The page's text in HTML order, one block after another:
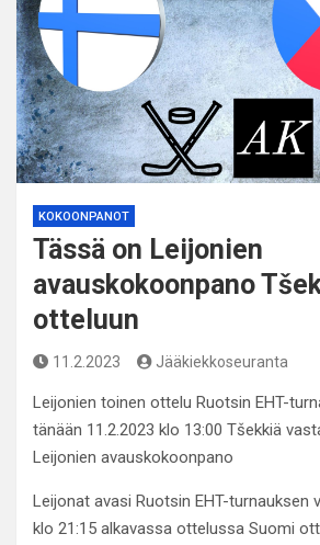
KOKOONPANOT
Tässä on Leijonien
avauskokoonpano
otteluun
11.2.2023 Jääkiekkoseuranta
Leijonien toinen ottelu Ruotsin EHT-
tänään 11.2.2023 klo 13:00 Tšekkiä
Leijonien avauskokoonpano
Leijonat avasi Ruotsin EHT-turnauksen
klo 21:15 alkavassa ottelussa Suomi